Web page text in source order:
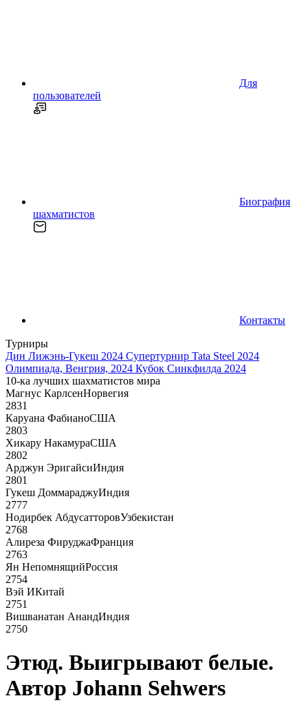
Для
пользователей
Биография
шахматистов
Контакты
Турниры
Дин Лижэнь-Гукеш 2024 Супертурнир Tata Steel 2024
Олимпиада, Венгрия, 2024 Кубок Синкфилда 2024
10-ка лучших шахматистов мира
Магнус КарлсенНорвегия
2831
Каруана ФабианоСША
2803
Хикару НакамураСША
2802
Арджун ЭригайсиИндия
2801
Гукеш ДоммараджуИндия
2777
Нодирбек АбдусатторовУзбекистан
2768
Алиреза ФируджаФранция
2763
Ян НепомнящийРоссия
2754
Вэй ИКитай
2751
Вишванатан АнандИндия
2750
Этюд. Выигрывают белые.
Автор Johann Sehwers